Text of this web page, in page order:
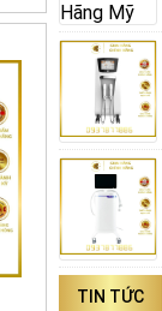
giảm
TIN TỨC